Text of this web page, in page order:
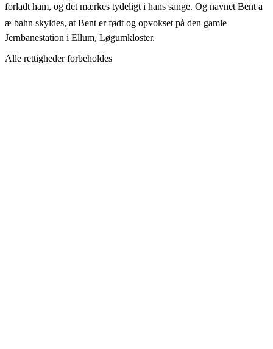
forladt ham, og det mærkes tydeligt i hans sange. Og navnet Bent a
æ bahn skyldes, at Bent er født og opvokset på den gamle
Jernbanestation i Ellum, Løgumkloster.
Alle rettigheder forbeholdes